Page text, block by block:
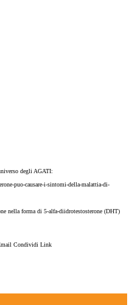
degli AGATI:
puo-causare-i-sintomi-della-malattia-di-
nella forma di 5-alfa-diidrotestosterone (DHT)
Condividi Link